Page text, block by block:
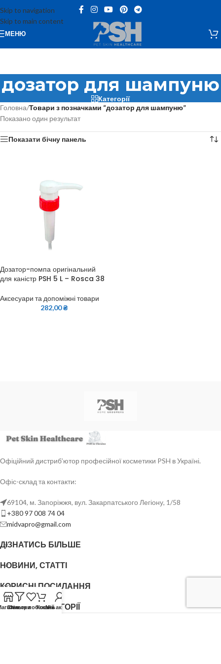
Skip to navigation
Skip to main content
МЕНЮ
дозатор для шампуню
Категорії
Головна/Товари з позначками “дозатор для шампуню”
Показано один результат
Показати бічну панель
Дозатор-помпа оригінальний
для каністр PSH 5 L – Rosca 38
Аксесуари та допоміжні товари
282,00₴
Офіційний дистриб’ютор професійної косметики PSH в Україні.
Офіс-склад та контакти:
69104, м. Запоріжжя, вул. Закарпатського Легіону, 1/58
+380 97 008 74 04
midvapro@gmail.com
ДІЗНАТИСЬ БІЛЬШЕ
НОВИНИ, СТАТТІ
КОРИСНІ ПОСИЛАННЯ
ОСНОВНІ КАТЕГОРІЇ
Фільтри
Список побажань
КошикМій акаунт